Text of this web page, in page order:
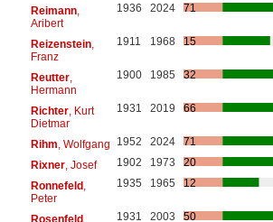
Reimann,
Aribert
1936 2024 71
Reizenstein,
Franz
1911 1968 15
Reutter,
Hermann
1900 1985 32
Richter, Kurt
Dietmar
1931 2019 66
Rihm , Wolfgang 1952 2024
71
Rixner, Josef 1902 1973
20
Ronnefeld,
Peter
1935 1965 12
Rosenfeld,
1931 2003 50